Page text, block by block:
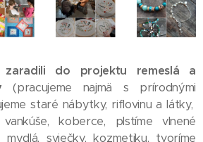
zaradili do projektu remeslá a
(pracujeme najmä s prírodnými
staré nábytky, riflovinu a látky,
koberce, plstíme vlnené
sviečky, kozmetiku, tvoríme